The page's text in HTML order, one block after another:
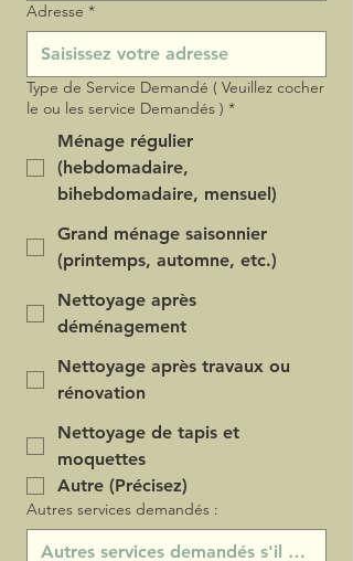
Adresse *
Type de Service Demandé ( Veuillez cocher
le ou les service Demandés ) *
Ménage régulier
(hebdomadaire,
bihebdomadaire, mensuel)
Grand ménage saisonnier
(printemps, automne, etc.)
Nettoyage après
déménagement
Nettoyage après travaux ou
rénovation
Nettoyage de tapis et
moquettes
Autre (Précisez)
Autres services demandés :